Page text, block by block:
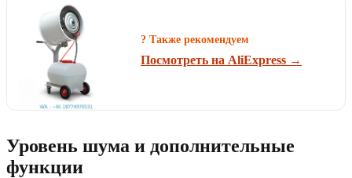
? Также рекомендуем
Посмотреть на AliExpress →
Уровень шума и дополнительные
функции